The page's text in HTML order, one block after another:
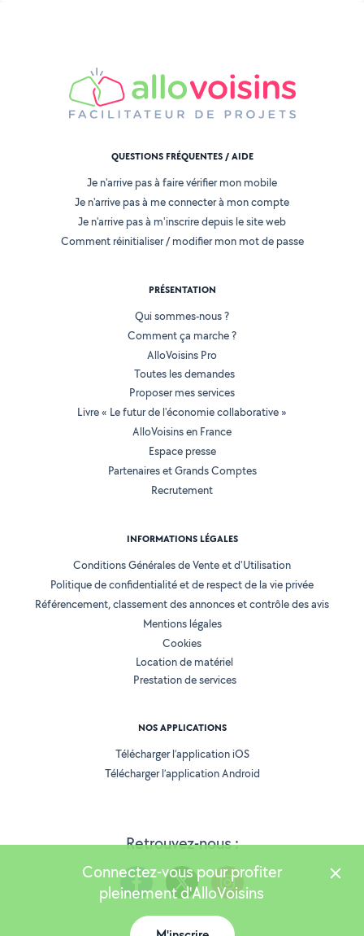
Retrouvez-nous :
QUESTIONS FRÉQUENTES / AIDE
Je n'arrive pas à faire vérifier mon mobile
Je n'arrive pas à me connecter à mon compte
Je n'arrive pas à m'inscrire depuis le site web
Comment réinitialiser / modifier mon mot de passe
PRÉSENTATION
Qui sommes-nous ?
Comment ça marche ?
AlloVoisins Pro
Toutes les demandes
Proposer mes services
Livre « Le futur de l'économie collaborative »
AlloVoisins en France
Espace presse
Partenaires et Grands Comptes
Recrutement
INFORMATIONS LÉGALES
Conditions Générales de Vente et d'Utilisation
Politique de confidentialité et de respect de la vie privée
Référencement, classement des annonces et contrôle des avis
Mentions légales
Cookies
Location de matériel
Prestation de services
NOS APPLICATIONS
Télécharger l’application iOS
Télécharger l’application Android
Connectez-vous pour profiter
pleinement d'AlloVoisins